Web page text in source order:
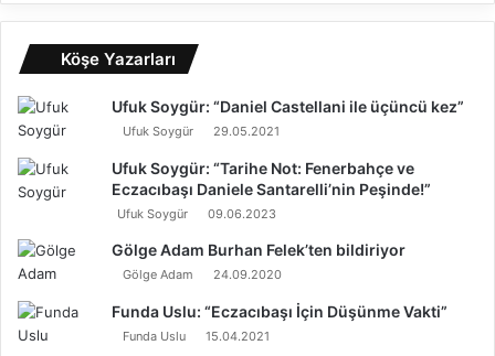
Köşe Yazarları
Ufuk Soygür: “Daniel Castellani ile üçüncü kez”
Ufuk Soygür 29.05.2021
Ufuk Soygür: “Tarihe Not: Fenerbahçe ve
Eczacıbaşı Daniele Santarelli’nin Peşinde!”
Ufuk Soygür 09.06.2023
Gölge Adam Burhan Felek’ten bildiriyor
Gölge Adam 24.09.2020
Funda Uslu: “Eczacıbaşı İçin Düşünme Vakti”
Funda Uslu 15.04.2021